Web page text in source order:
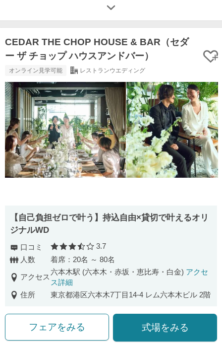
CEDAR THE CHOP HOUSE & BAR（セダ
ー ザ チョップ ハウスアンドバー）
オンライン見学可能 レストランウエディング
【自己負担ゼロで叶う】持込自由×貸切で叶えるオリ
ジナルWD
口コミ 口コミ評価
3.7
人数
着席：20名 ～ 80名
アクセス
六本木駅 (六本木・赤坂・恵比寿・白金) アクセ
ス詳細
住所
東京都港区六本木7丁目14-4 レム六本木ビル 2階
フェアをみる 式場をみる